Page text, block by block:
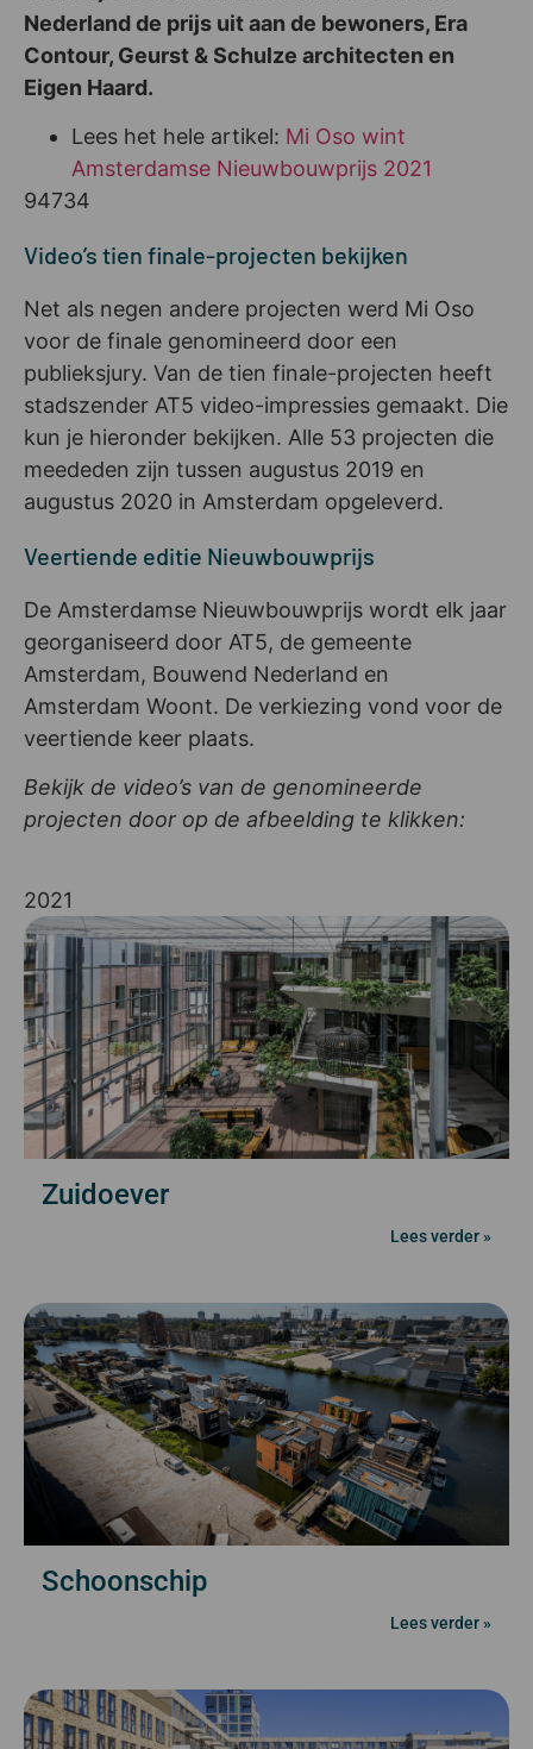
Nederland de prijs uit aan de bewoners, Era
Contour, Geurst & Schulze architecten en
Eigen Haard.
Lees het hele artikel: Mi Oso wint
Amsterdamse Nieuwbouwprijs 2021
94734
Video’s tien finale-projecten bekijken
Net als negen andere projecten werd Mi Oso
voor de finale genomineerd door een
publieksjury. Van de tien finale-projecten heeft
stadszender AT5 video-impressies gemaakt. Die
kun je hieronder bekijken. Alle 53 projecten die
meededen zijn tussen augustus 2019 en
augustus 2020 in Amsterdam opgeleverd.
Veertiende editie Nieuwbouwprijs
De Amsterdamse Nieuwbouwprijs wordt elk jaar
georganiseerd door AT5, de gemeente
Amsterdam, Bouwend Nederland en
Amsterdam Woont. De verkiezing vond voor de
veertiende keer plaats.
Bekijk de video’s van de genomineerde
projecten door op de afbeelding te klikken:
2021
Zuidoever
Lees verder »
Schoonschip
Lees verder »